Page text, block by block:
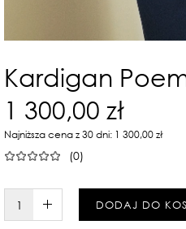
Kardigan
1 300,00 zł
Najniższa cena z 30 dni: 1 300,00 zł
(0)
W KOSZYKU :)DODAJ DO